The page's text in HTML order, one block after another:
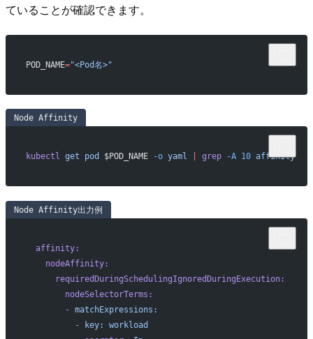
ていることが確認できます。
POD_NAME="<Pod名>"
Node Affinity
kubectl get pod $POD_NAME -o yaml grep -A 10 affinity
Node Affinity出力例
  affinity:
    nodeAffinity:
      requiredDuringSchedulingIgnoredDuringExecution:
        nodeSelectorTerms:
        -
matchExpressions:
          -
key:
workload